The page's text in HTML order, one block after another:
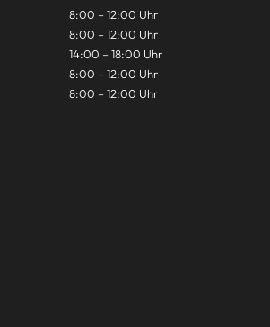
8:00 – 12:00 Uhr
8:00 – 12:00 Uhr
14:00 – 18:00 Uhr
8:00 – 12:00 Uhr
8:00 – 12:00 Uhr